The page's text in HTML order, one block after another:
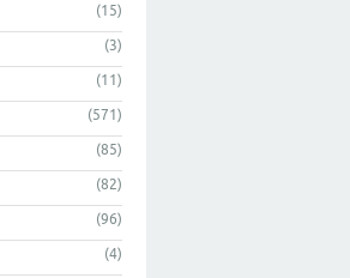
(15)
(3)
(11)
(571)
(85)
(82)
(96)
(4)